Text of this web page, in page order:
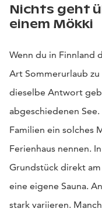
Nichts geht
einem Mökki
Wenn du in Finnland
Art Sommerurlaub
dieselbe Antwort
abgeschiedenen
Familien ein solches
Ferienhaus nennen.
Grundstück direkt
eine eigene Sauna.
stark variieren.